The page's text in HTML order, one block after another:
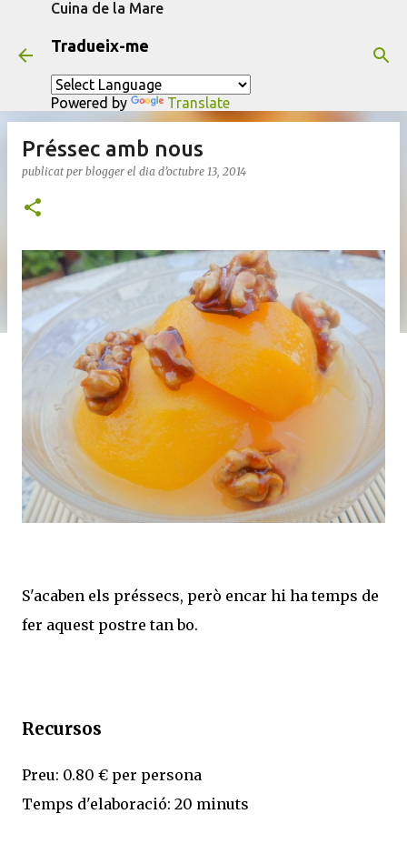
Cuina de la Mare
Tradueix-me
Powered by Translate
Préssec amb nous
publicat per blogger el dia d’octubre 13, 2014
S'acaben els préssecs, però encar hi ha temps de
fer aquest postre tan bo.
Recursos
Preu: 0.80 € per persona
Temps d'elaboració: 20 minuts